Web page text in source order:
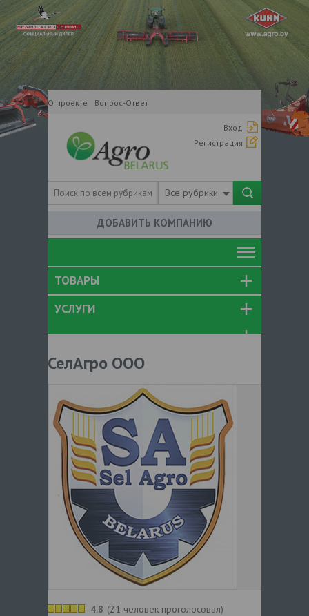
О проекте Вопрос-Ответ
Вход
Регистрация
Все рубрики
ДОБАВИТЬ КОМПАНИЮ
ТОВАРЫ
УСЛУГИ
СелАгро ООО
4.8 (21 человек проголосовал)